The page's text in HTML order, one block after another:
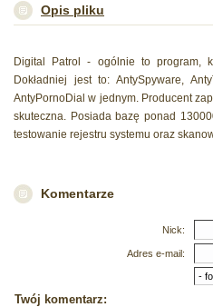
Opis pliku
Digital Patrol - ogólnie to program,
Dokładniej jest to: AntySpyware,
AntyPornoDial w jednym. Producent
skuteczna. Posiada bazę ponad
testowanie rejestru systemu oraz
Komentarze
Nick:
Adres e-mail:
Twój komentarz: